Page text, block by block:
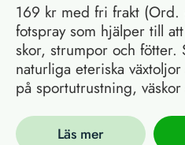
169 kr med fri frakt
fotspray som hjälper till
skor, strumpor och fötter.
naturliga eteriska
på sportutrustning,
Läs mer